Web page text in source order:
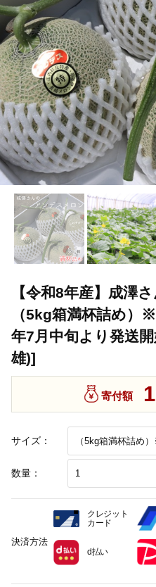
【令和8年産】成澤
（5kg箱満杯詰め
年7月中旬より発送
雄)]
サイズ：
数量：
寄付額
決済方法
クレジット
カード
d払い